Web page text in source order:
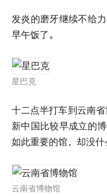
发炎的磨牙继续不给
早午饭了。
星巴克
十二点半打车到云南
新中国比较早成立的
如此重要的馆，却没什
云南省博物馆